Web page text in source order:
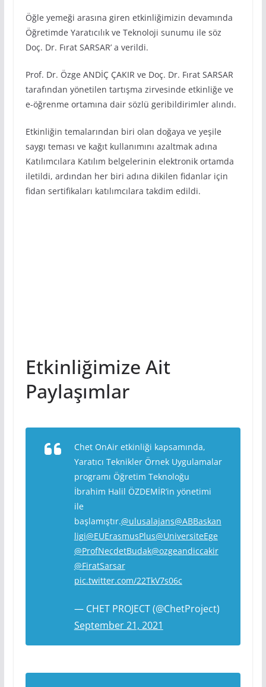
Öğle yemeği arasına giren etkinliğimizin devamında
Öğretimde Yaratıcılık ve Teknoloji sunumu ile söz
Doç. Dr. Fırat SARSAR’ a verildi.
Prof. Dr. Özge ANDİÇ ÇAKIR ve Doç. Dr. Fırat SARSAR
tarafından yönetilen tartışma zirvesinde etkinliğe ve
e-öğrenme ortamına dair sözlü geribildirimler alındı.
Etkinliğin temalarından biri olan doğaya ve yeşile
saygı teması ve kağıt kullanımını azaltmak adına
Katılımcılara Katılım belgelerinin elektronik ortamda
iletildi, ardından her biri adına dikilen fidanlar için
fidan sertifikaları katılımcılara takdim edildi.
Etkinliğimize Ait
Paylaşımlar
Chet OnAir etkinliği kapsamında,
Yaratıcı Teknikler Örnek Uygulamalar
programı Öğretim Teknoloğu
İbrahim Halil ÖZDEMİR’in yönetimi
ile
başlamıştır.@ulusalajans@ABBaskan
ligi@EUErasmusPlus@UniversiteEge
@ProfNecdetBudak@ozgeandiccakir
@FiratSarsar
pic.twitter.com/22TkV7s06c
— CHET PROJECT (@ChetProject)
September 21, 2021